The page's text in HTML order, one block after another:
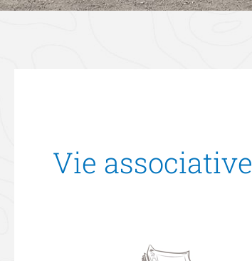
Vie associative